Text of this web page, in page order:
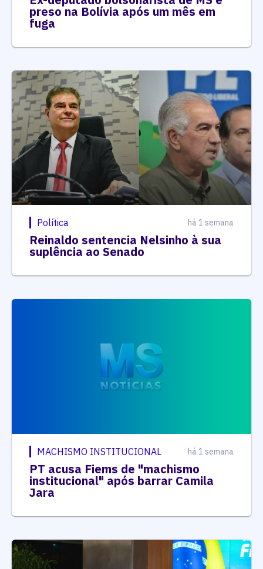
preso na Bolívia após um mês em
fuga
Política há 1 semana
Reinaldo sentencia Nelsinho à sua
suplência ao Senado
MACHISMO INSTITUCIONAL há 1 semana
PT acusa Fiems de "machismo
institucional" após barrar Camila
Jara